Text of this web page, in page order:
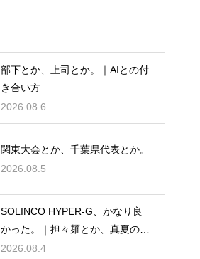
部下とか、上司とか。｜AIとの付
き合い方
2026.08.6
関東大会とか、千葉県代表とか。
2026.08.5
SOLINCO HYPER-G、かなり良
かった。｜担々麺とか、真夏のテ
ニスとか。
2026.08.4